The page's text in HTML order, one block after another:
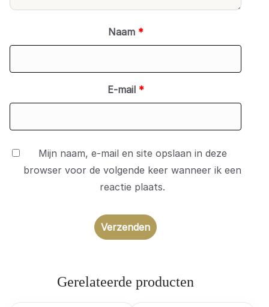
Naam *
E-mail *
Mijn naam, e-mail en site opslaan in deze
browser voor de volgende keer wanneer ik een
reactie plaats.
Gerelateerde producten